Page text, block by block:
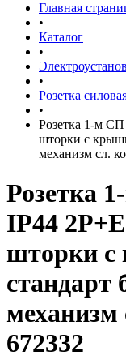
Главная
•
Каталог
•
•
Розетка
•
Розетка 1-м СП
шторки с
механизм сл.
Розетка
IP44
шторки с
стандарт
механизм
672332